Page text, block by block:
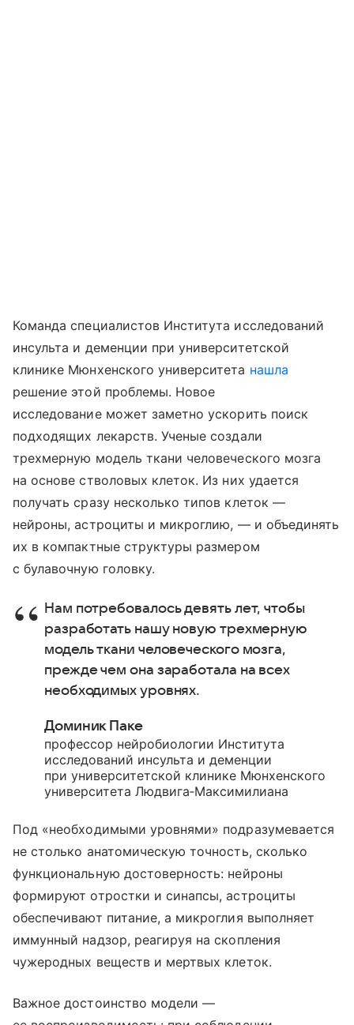
Команда специалистов Института исследований
инсульта и деменции при университетской
клинике Мюнхенского университета нашла
решение этой проблемы. Новое
исследование может заметно ускорить поиск
подходящих лекарств. Ученые создали
трехмерную модель ткани человеческого мозга
на основе стволовых клеток. Из них удается
получать сразу несколько типов клеток —
нейроны, астроциты и микроглию, — и объединять
их в компактные структуры размером
с булавочную головку.
Нам потребовалось девять лет, чтобы
разработать нашу новую трехмерную
модель ткани человеческого мозга,
прежде чем она заработала на всех
необходимых уровнях.
Доминик Паке
профессор нейробиологии Института
исследований инсульта и деменции
при университетской клинике Мюнхенского
университета Людвига‑Максимилиана
Под «необходимыми уровнями» подразумевается
не столько анатомическую точность, сколько
функциональную достоверность: нейроны
формируют отростки и синапсы, астроциты
обеспечивают питание, а микроглия выполняет
иммунный надзор, реагируя на скопления
чужеродных веществ и мертвых клеток.
Важное достоинство модели —